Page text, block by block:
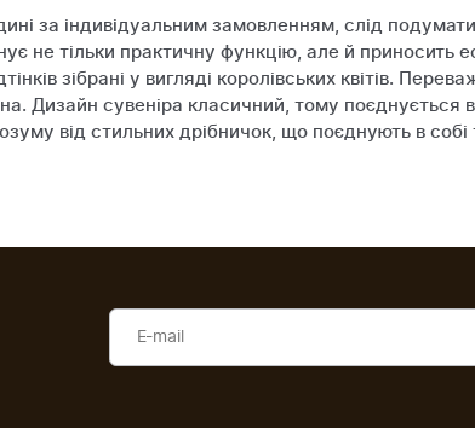
за індивідуальним замовленням, слід
не тільки практичну функцію, але й приносить
зібрані у вигляді королівських квітів.
Дизайн сувеніра класичний, тому поєднується
від стильних дрібничок, що поєднують в собі